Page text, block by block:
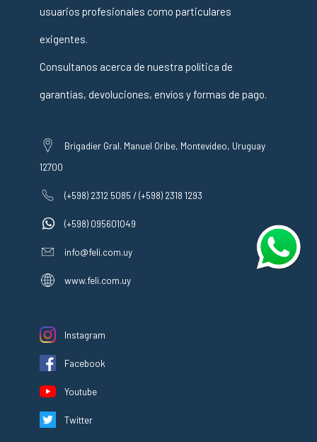
usuarios profesionales como particulares
exigentes.
Consultanos acerca de nuestra política de
garantías, devoluciones, envíos y formas de pago.
Brigadier Gral. Manuel Oribe, Montevideo, Uruguay
12700
(+598) 2312 5085 / (+598) 2318 1293
(+598) 095601049
info@feli.com.uy
www.feli.com.uy
Instagram
Facebook
Youtube
Twitter